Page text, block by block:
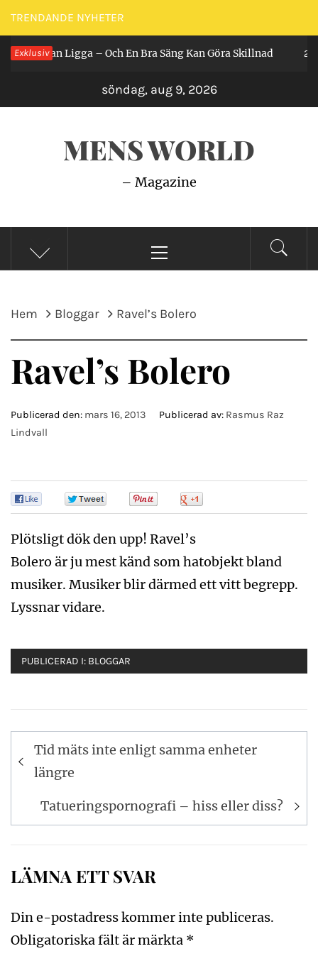
Hoppa
till
innehåll
TRENDANDE NYHETER
Exklusiv
Får Man Ligga – Och En Bra Säng Kan Göra Skillnad 2 år
söndag, aug 9, 2026
MENS WORLD
– Magazine
meny
Hem Bloggar Ravel’s Bolero
Ravel’s Bolero
Publicerad den: mars 16, 2013 Publicerad av: Rasmus Raz
Lindvall
Plötsligt dök den upp! Ravel’s
Bolero är ju mest känd som hatobjekt bland
musiker. Musiker blir därmed ett vitt begrepp.
Lyssnar vidare.
PUBLICERAD I: BLOGGAR
Inläggsnavigering
Tid mäts inte enligt samma enheter
längre
Tatueringspornografi – hiss eller diss?
LÄMNA ETT SVAR
Din e-postadress kommer inte publiceras.
Obligatoriska fält är märkta *